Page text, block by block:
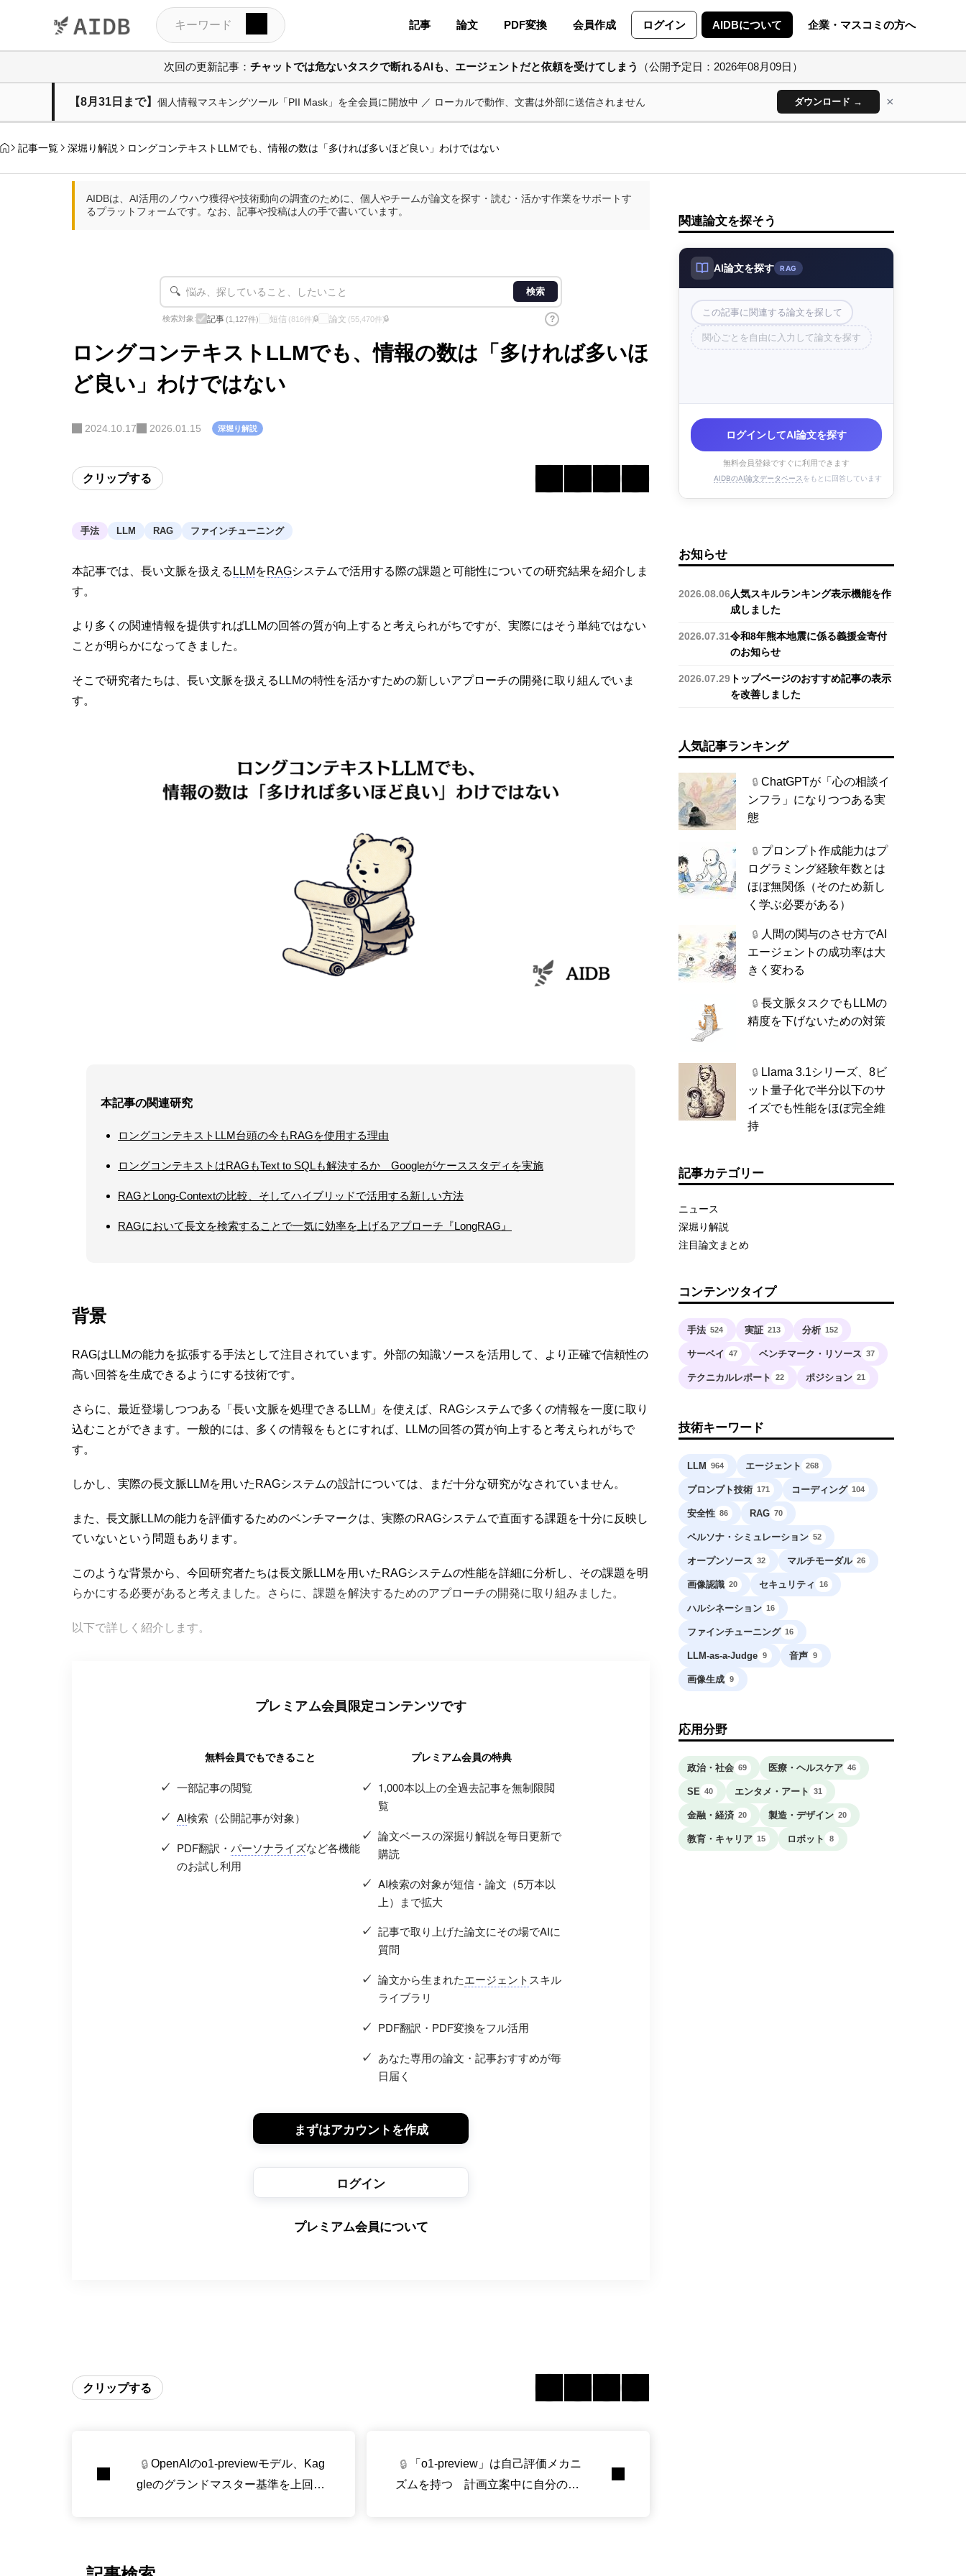
記事 論文 PDF変換 会員作成 ログイン AIDBについて 企業・マスコミの方へ
次回の更新記事： チャットでは危ないタスクで断れるAIも、エージェントだと依頼を受けてしまう （公開予定日：2026年08月09日）
【8月31日まで】 個人情報マスキングツール「PII Mask」を全会員に開放中 ／ ローカルで動作、文書は外部に送信されません ダウンロード → ×
記事一覧 深堀り解説 ロングコンテキストLLMでも、情報の数は「多ければ多いほど良い」わけではない
AIDBは、AI活用のノウハウ獲得や技術動向の調査のために、個人やチームが論文を探す・読む・活かす作業をサポートす
るプラットフォームです。なお、記事や投稿は人の手で書いています。
🔍 検索
検索対象: 記事(1,127件) 短信 (816件)🔒 論文 (55,470件)🔒 ?
ロングコンテキストLLMでも、情報の数は「多ければ多いほ
ど良い」わけではない
2024.10.17 2026.01.15 深堀り解説
クリップする
手法 LLM RAG ファインチューニング
本記事では、長い文脈を扱える LLM をRAGシステムで活用する際の課題と可能性についての研究結果を紹介しま
す。
より多くの関連情報を提供すればLLMの回答の質が向上すると考えられがちですが、実際にはそう単純ではない
ことが明らかになってきました。
そこで研究者たちは、長い文脈を扱えるLLMの特性を活かすための新しいアプローチの開発に取り組んでいま
す。
本記事の関連研究
ロングコンテキストLLM台頭の今もRAGを使用する理由
ロングコンテキストはRAGもText to SQLも解決するか Googleがケーススタディを実施
RAGとLong-Contextの比較、そしてハイブリッドで活用する新しい方法
RAGにおいて長文を検索することで一気に効率を上げるアプローチ『LongRAG』
背景
RAGはLLMの能力を拡張する手法として注目されています。外部の知識ソースを活用して、より正確で信頼性の
高い回答を生成できるようにする技術です。
さらに、最近登場しつつある「長い文脈を処理できるLLM」を使えば、RAGシステムで多くの情報を一度に取り
込むことができます。一般的には、多くの情報をもとにすれば、LLMの回答の質が向上すると考えられがちで
す。
しかし、実際の長文脈LLMを用いたRAGシステムの設計については、まだ十分な研究がなされていません。
また、長文脈LLMの能力を評価するためのベンチマークは、実際のRAGシステムで直面する課題を十分に反映し
ていないという問題もあります。
このような背景から、今回研究者たちは長文脈LLMを用いたRAGシステムの性能を詳細に分析し、その課題を明
らかにする必要があると考えました。さらに、課題を解決するためのアプローチの開発に取り組みました。
以下で詳しく紹介します。
プレミアム会員限定コンテンツです
無料会員でもできること
一部記事の閲覧
AI検索（公開記事が対象）
PDF翻訳・ パーソナライズなど各機能
のお試し利用
プレミアム会員の特典
1,000本以上の全過去記事を無制限閲
覧
論文ベースの深掘り解説を毎日更新で
購読
AI検索の対象が短信・論文（5万本以
上）まで拡大
記事で取り上げた論文にその場でAIに
質問
論文から生まれたエージェント スキル
ライブラリ
PDF翻訳・PDF変換をフル活用
あなた専用の論文・記事おすすめが毎
日届く
まずはアカウントを作成
ログイン
プレミアム会員について
クリップする
🔒 OpenAIのo1-previewモデル、Kag
gleのグランドマスター基準を上回る
🔒 「o1-preview」は自己評価メカニ
ズムを持つ 計画立案中に自分の行
関連論文を探そう
AI論文を探す RAG
この記事に関連する論文を探して
関心ごとを自由に入力して論文を探す
ログインしてAI論文を探す
無料会員登録ですぐに利用できます
AIDBのAI論文データベース をもとに回答しています
お知らせ
2026.08.06人気スキルランキング表示機能を作
成しました
2026.07.31令和8年熊本地震に係る義援金寄付
のお知らせ
2026.07.29 トップページのおすすめ記事の表示
を改善しました
人気記事ランキング
🔒ChatGPTが「心の相談イ
ンフラ」になりつつある実
態
🔒プロンプト作成能力はプ
ログラミング経験年数とは
ほぼ無関係（そのため新し
く学ぶ必要がある）
🔒人間の関与のさせ方でAI
エージェントの成功率は大
きく変わる
🔒長文脈タスクでもLLMの
精度を下げないための対策
🔒Llama 3.1シリーズ、8ビ
ット量子化で半分以下のサ
イズでも性能をほぼ完全維
持
記事カテゴリー
ニュース
深堀り解説
注目論文まとめ
コンテンツタイプ
手法 524 実証 213 分析 152
サーベイ 47 ベンチマーク・リソース 37
テクニカルレポート 22 ポジション 21
技術キーワード
LLM 964 エージェント 268
プロンプト技術 171 コーディング 104
安全性 86 RAG 70
ペルソナ・シミュレーション 52
オープンソース 32 マルチモーダル 26
画像認識 20 セキュリティ 16
ハルシネーション 16
ファインチューニング 16
LLM-as-a-Judge 9 音声 9
画像生成 9
応用分野
政治・社会 69 医療・ヘルスケア 46
SE 40 エンタメ・アート 31
金融・経済 20 製造・デザイン 20
教育・キャリア 15 ロボット 8